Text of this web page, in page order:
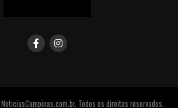
Todos os direitos reservados.